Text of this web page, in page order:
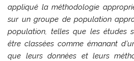
appliqué la méthodologie
sur un groupe de population
population, telles que les études
être classées comme émanant
que leurs données et leurs